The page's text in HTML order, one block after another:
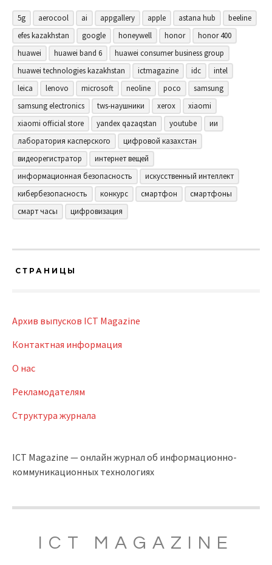
5g aerocool ai appgallery apple astana hub
beeline
efes kazakhstan
google honeywell honor
honor 400
huawei
huawei band 6
huawei consumer business group
huawei technologies kazakhstan
ictmagazine idc
intel
leica
lenovo microsoft neoline poco
samsung
samsung electronics
tws-наушники xerox
xiaomi
xiaomi official store
yandex qazaqstan youtube
ии
лаборатория касперского
цифровой казахстан
видеорегистратор
интернет вещей
информационная безопасность
искусственный интеллект
кибербезопасность
конкурс смартфон
смартфоны
смарт часы
цифровизация
СТРАНИЦЫ
Архив выпусков ICT Magazine
Контактная информация
О нас
Рекламодателям
Структура журнала
ICT Magazine — онлайн журнал об информационно-
коммуникационных технологиях
ICT MAGAZINE